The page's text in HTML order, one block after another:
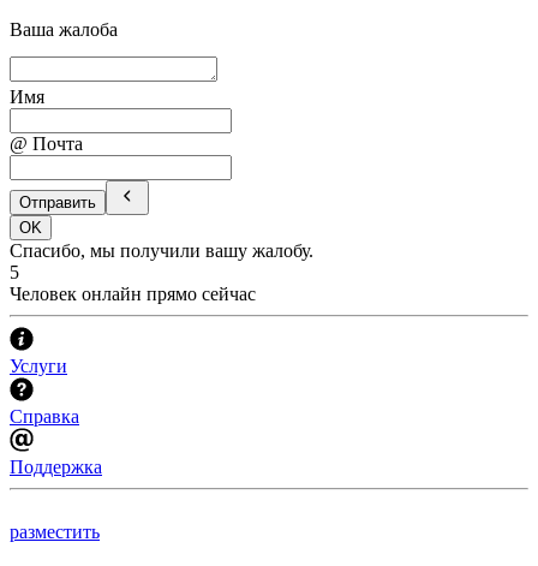
Ваша жалоба
Имя
@ Почта
Отправить
OK
Спасибо, мы получили вашу жалобу.
5
Человек онлайн прямо сейчас
Услуги
Справка
Поддержка
разместить